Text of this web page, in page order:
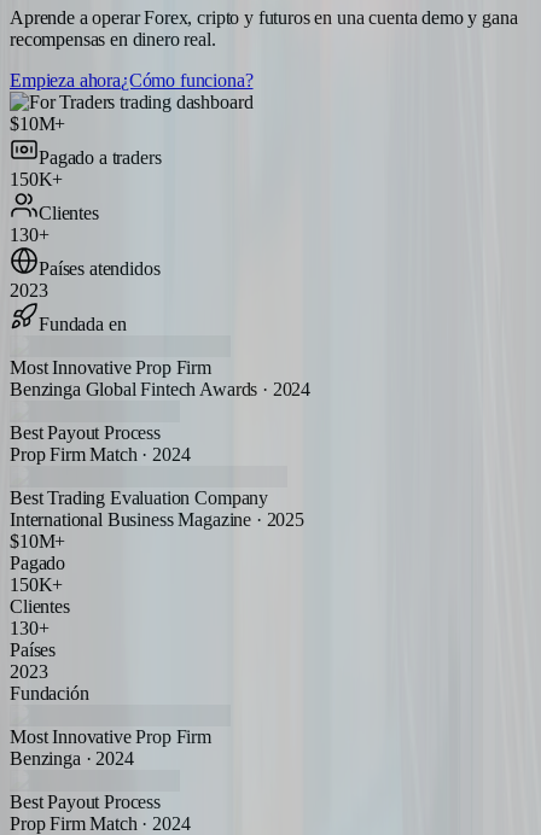
Aprende a operar Forex, cripto y futuros en una cuenta demo y gana
recompensas en dinero real.
Empieza ahora¿Cómo funciona?
$10M+
Pagado a traders
150K+
Clientes
130+
Países atendidos
2023
Fundada en
Most Innovative Prop Firm
Benzinga Global Fintech Awards · 2024
Best Payout Process
Prop Firm Match · 2024
Best Trading Evaluation Company
International Business Magazine · 2025
$10M+
Pagado
150K+
Clientes
130+
Países
2023
Fundación
Most Innovative Prop Firm
Benzinga · 2024
Best Payout Process
Prop Firm Match · 2024